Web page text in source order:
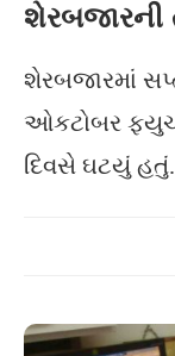
શેરબજારમાં
ઓકટોબર
દિવસે ઘટયું